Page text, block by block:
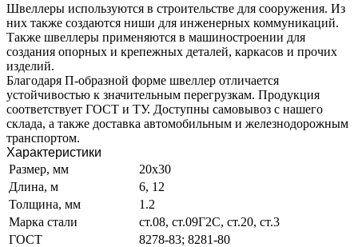
Швеллеры используются в строительстве для сооружения. Из
них также создаются ниши для инженерных коммуникаций.
Также швеллеры применяются в машиностроении для
создания опорных и крепежных деталей, каркасов и прочих
изделий.
Благодаря П-образной форме швеллер отличается
устойчивостью к значительным перегрузкам. Продукция
соответствует ГОСТ и ТУ. Доступны самовывоз с нашего
склада, а также доставка автомобильным и железнодорожным
транспортом.
Характеристики
Размер, мм
20х30
Длина, м
6, 12
Толщина, мм
1.2
Марка стали
ст.08, ст.09Г2С, ст.20, ст.3
ГОСТ
8278-83; 8281-80